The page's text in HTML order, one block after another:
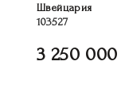
Швейцария
103527
3 250 000